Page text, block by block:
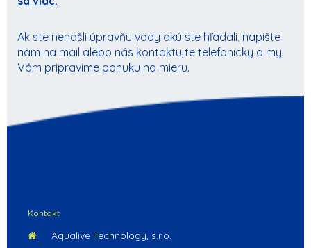
Ak ste nenašli úpravňu vody akú ste hľadali, napíšte
nám na mail alebo nás kontaktujte telefonicky a my
Vám pripravíme ponuku na mieru.
Kontakt
Aqualive Technology, s.r.o.